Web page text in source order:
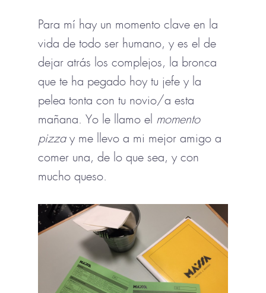
Para mí hay un momento clave en la
vida de todo ser humano, y es el de
dejar atrás los complejos, la bronca
que te ha pegado hoy tu jefe y la
pelea tonta con tu novio/a esta
mañana. Yo le llamo el momento
pizzay me llevo a mi mejor amigo a
comer una, de lo que sea, y con
mucho queso.